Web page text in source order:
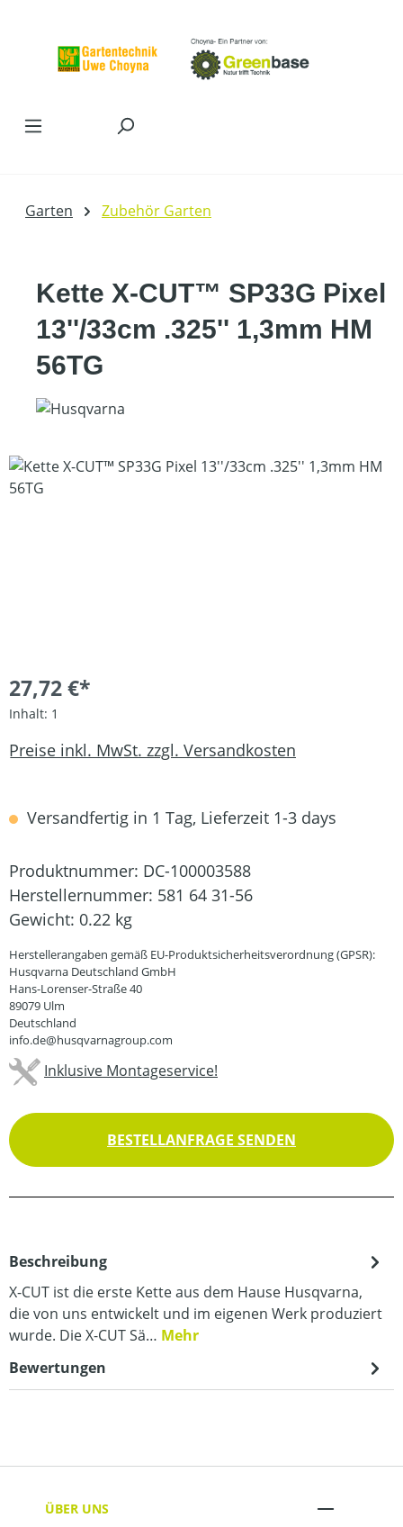
Garten Zubehör Garten
Kette X-CUT™ SP33G Pixel
13''/33cm .325'' 1,3mm HM
56TG
Bildergalerie überspringen
27,72 €*
Inhalt: 1
Preise inkl. MwSt. zzgl. Versandkosten
Versandfertig in 1 Tag, Lieferzeit 1-3 days
Produktnummer: DC-100003588
Herstellernummer: 581 64 31-56
Gewicht: 0.22 kg
Herstellerangaben gemäß EU-Produktsicherheitsverordnung (GPSR):
Husqvarna Deutschland GmbH
Hans-Lorenser-Straße 40
89079 Ulm
Deutschland
info.de@husqvarnagroup.com
Inklusive Montageservice!
BESTELLANFRAGE SENDEN
Beschreibung
X-CUT ist die erste Kette aus dem Hause Husqvarna,
die von uns entwickelt und im eigenen Werk produziert
wurde. Die X-CUT Sä… Mehr
Bewertungen
ÜBER UNS